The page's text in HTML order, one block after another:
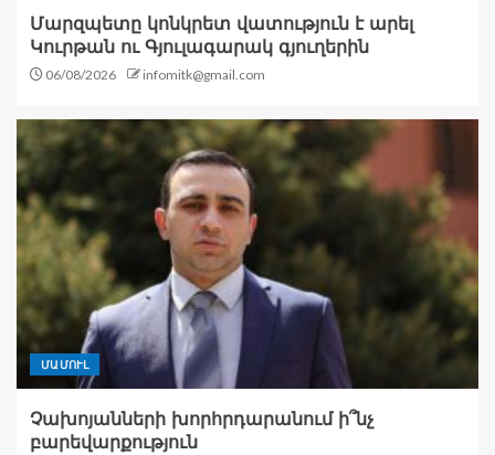
Մարզպետը կոնկրետ վատություն է արել
Կուրթան ու Գյուլագարակ գյուղերին
06/08/2026 infomitk@gmail.com
ՄԱՄՈՒԼ
Չախոյանների խորհրդարանում ի՞նչ
բարեվարքություն